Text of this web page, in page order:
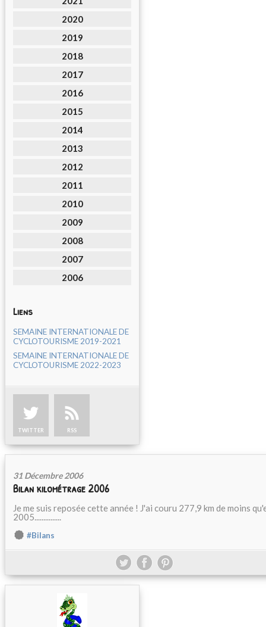
2020
2019
2018
2017
2016
2015
2014
2013
2012
2011
2010
2009
2008
2007
2006
Liens
SEMAINE INTERNATIONALE DE
CYCLOTOURISME 2019-2021
SEMAINE INTERNATIONALE DE
CYCLOTOURISME 2022-2023
TWITTER RSS
31 Décembre 2006
Bilan kilométrage 2006
Je me suis reposée cette année ! J'ai couru 277,9 km de moins
2005...............
#Bilans